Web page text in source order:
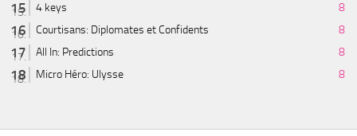
4 keys
8
Courtisans: Diplomates et Confidents
8
All In: Predictions
8
Micro Héro: Ulysse
8